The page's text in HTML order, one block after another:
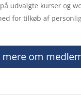
udvalgte kurser og
for tilkøb af
om